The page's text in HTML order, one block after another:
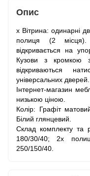
Опис
x Вітрина: одинарні
полиця (2
відкривається на
Кузови з кромкою
відкриваються
універсальних дверей.
Інтернет-магазин
низькою ціною.
Колір: Графіт
Білий глянцевий.
Склад комплекту та
180/30/40; 2x
250/150/40.